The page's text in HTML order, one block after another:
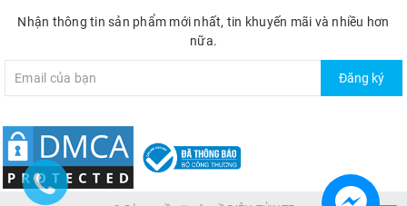
Nhận thông tin sản phẩm mới nhất, tin khuyến mãi và nhiều hơn
nữa.
Đăng ký